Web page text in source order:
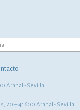
Arahal - Sevilla
20 – 41600 Arahal - Sevilla